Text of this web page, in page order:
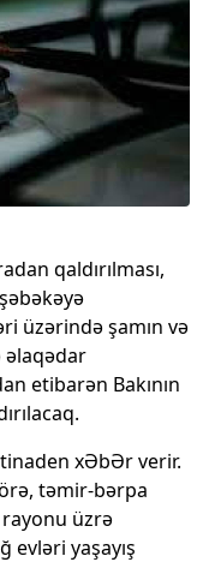
qaldırılması,
üzərində şamın və
əlaqədar
etibarən Bakının
xƏbƏr verir.
təmir-bərpa
üzrə
evləri yaşayış